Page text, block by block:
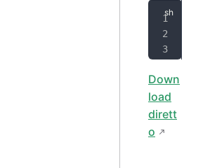
Down
load
dirett
o